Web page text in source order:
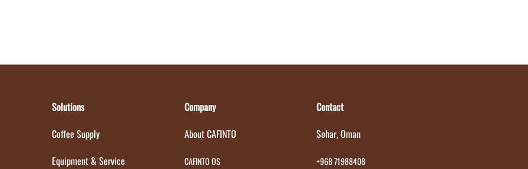
Contact
Sohar, Oman
+968 71988408
Company
About CAFINTO
CAFINTO OS
Solutions
Coffee Supply
Equipment & Service